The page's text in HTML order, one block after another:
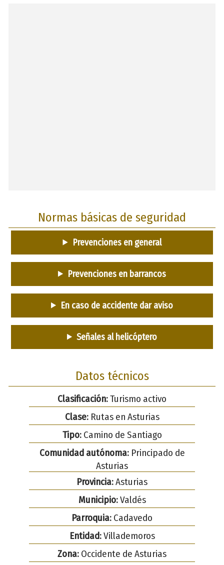
Normas básicas de seguridad
Prevenciones en general
Prevenciones en barrancos
En caso de accidente dar aviso
Señales al helicóptero
Datos técnicos
Clasificación:Turismo activo
Clase:Rutas en Asturias
Tipo:Camino de Santiago
Comunidad autónoma:Principado de
Asturias
Provincia:Asturias
Municipio:Valdés
Parroquia: Cadavedo
Entidad:Villademoros
Zona: Occidente de Asturias